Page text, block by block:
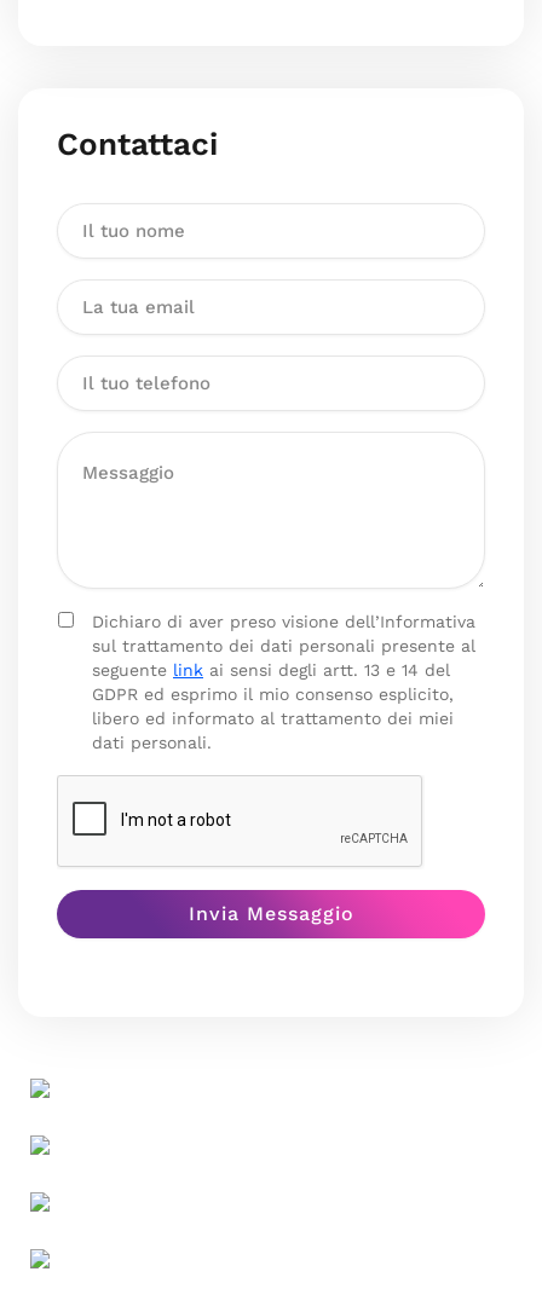
Contattaci
Dichiaro di aver preso visione dell’Informativa
sul trattamento dei dati personali presente al
seguente link ai sensi degli artt. 13 e 14 del
GDPR ed esprimo il mio consenso esplicito,
libero ed informato al trattamento dei miei
dati personali.